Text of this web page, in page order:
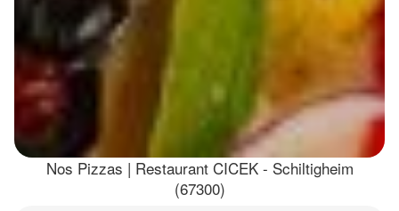
Nos Pizzas | Restaurant CICEK - Schiltigheim
(67300)